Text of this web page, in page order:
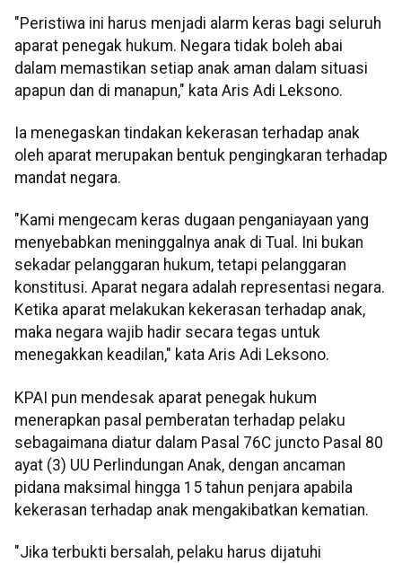
"Peristiwa ini harus menjadi alarm keras bagi seluruh
aparat penegak hukum. Negara tidak boleh abai
dalam memastikan setiap anak aman dalam situasi
apapun dan di manapun," kata Aris Adi Leksono.
Ia menegaskan tindakan kekerasan terhadap anak
oleh aparat merupakan bentuk pengingkaran terhadap
mandat negara.
"Kami mengecam keras dugaan penganiayaan yang
menyebabkan meninggalnya anak di Tual. Ini bukan
sekadar pelanggaran hukum, tetapi pelanggaran
konstitusi. Aparat negara adalah representasi negara.
Ketika aparat melakukan kekerasan terhadap anak,
maka negara wajib hadir secara tegas untuk
menegakkan keadilan," kata Aris Adi Leksono.
KPAI pun mendesak aparat penegak hukum
menerapkan pasal pemberatan terhadap pelaku
sebagaimana diatur dalam Pasal 76C juncto Pasal 80
ayat (3) UU Perlindungan Anak, dengan ancaman
pidana maksimal hingga 15 tahun penjara apabila
kekerasan terhadap anak mengakibatkan kematian.
"Jika terbukti bersalah, pelaku harus dijatuhi